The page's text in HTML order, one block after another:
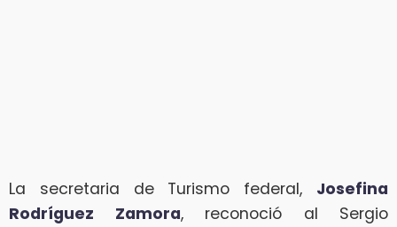
La secretaria de Turismo federal, Josefina
Rodríguez Zamora, reconoció al Sergio